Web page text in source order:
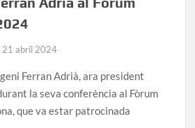
21 abril 2024
Ferran Adrià, ara president
la seva conferència al Fòrum
que va estar patrocinada